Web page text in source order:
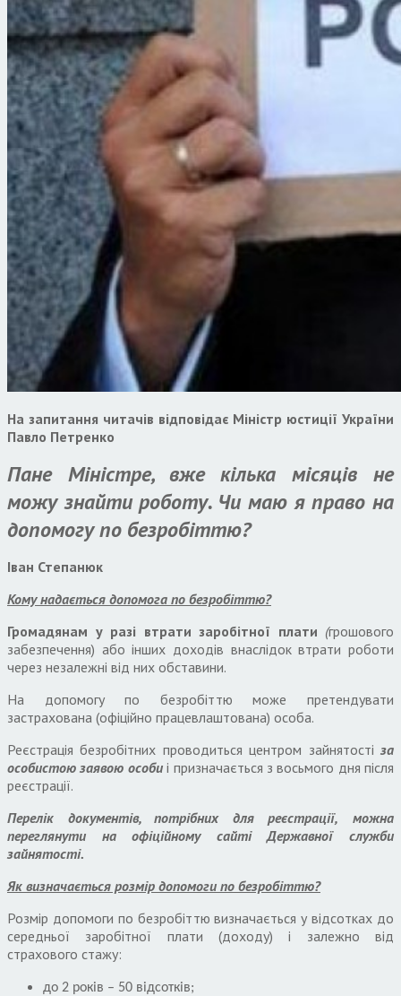
На запитання читачів відповідає Міністр юстиції України
Павло Петренко
Пане Міністре, вже кілька місяців не
можу знайти роботу. Чи маю я право на
допомогу по безробіттю?
Іван Степанюк
Кому надається допомога по безробіттю?
Громадянам у разі втрати заробітної плати (грошового
забезпечення) або інших доходів внаслідок втрати роботи
через незалежні від них обставини.
На допомогу по безробіттю може претендувати
застрахована (офіційно працевлаштована) особа.
Реєстрація безробітних проводиться центром зайнятості за
особистою заявою особиі призначається з восьмого дня після
реєстрації.
Перелік документів, потрібних для реєстрації,
можна
переглянути на офіційному сайті Державної служби
зайнятості.
Як визначається розмір допомоги по безробіттю?
Розмір допомоги по безробіттю визначається у відсотках до
середньої заробітної плати (доходу) і залежно від
страхового стажу:
до 2 років – 50 відсотків;